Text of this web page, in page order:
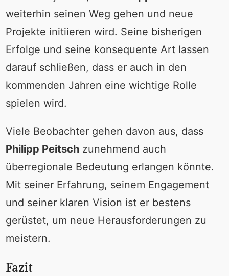
weiterhin seinen Weg gehen und neue
Projekte initiieren wird. Seine bisherigen
Erfolge und seine konsequente Art lassen
darauf schließen, dass er auch in den
kommenden Jahren eine wichtige Rolle
spielen wird.
Viele Beobachter gehen davon aus, dass
Philipp Peitschzunehmend auch
überregionale Bedeutung erlangen könnte.
Mit seiner Erfahrung, seinem Engagement
und seiner klaren Vision ist er bestens
gerüstet, um neue Herausforderungen zu
meistern.
Fazit